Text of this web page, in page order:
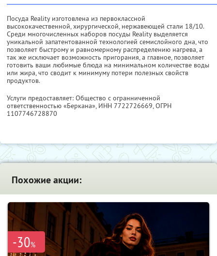
Посуда Reality изготовлена из первоклассной
высококачественной, хирургической, нержавеющей стали 18/10.
Среди многочисленных наборов посуды Reality выделяется
уникальной запатентованной технологией семислойного дна, что
позволяет быстрому и равномерному распределению нагрева, а
так же исключает возможность пригорания, а главное, позволяет
готовить ваши любимые блюда на минимальном количестве воды
или жира, что сводит к минимуму потери полезных свойств
продуктов.
Услуги предоставляет: Общество с огранниченной
ответственностью «Беркана», ИНН 7722726669, ОГРН
1107746728870
Похожие акции:
-30%